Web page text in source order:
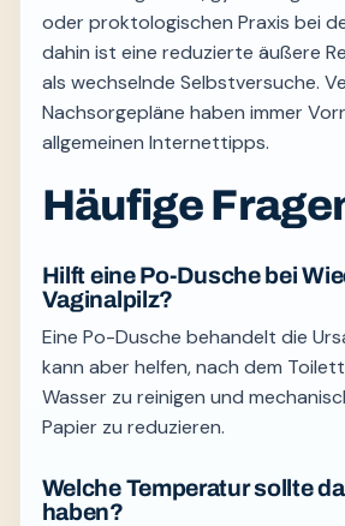
oder proktologischen Praxis bei
dahin ist eine reduzierte äußere
als wechselnde Selbstversuche.
Nachsorgepläne haben immer
allgemeinen Internettipps.
Häufige
Hilft eine Po-Dusche bei
Vaginalpilz?
Eine Po-Dusche behandelt die
kann aber helfen, nach dem
Wasser zu reinigen und
Papier zu reduzieren.
Welche Temperatur sollte
haben?